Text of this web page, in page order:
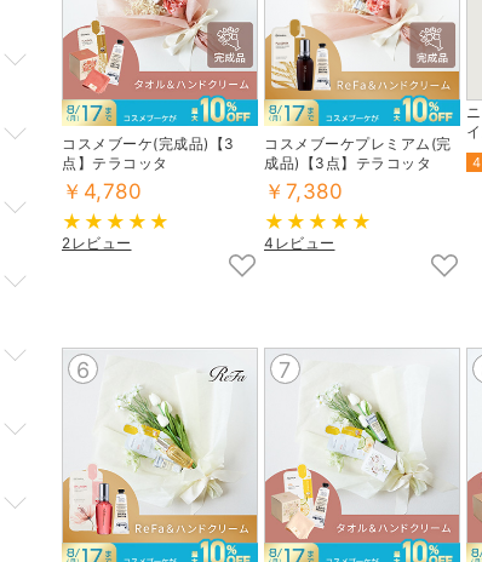
コスメブーケ(完成品)【3
点】テラコッタ
￥4,780
2レビュー
コスメブーケプレミアム(完
成品)【3点】テラコッタ
￥7,380
4レビュー
6 7